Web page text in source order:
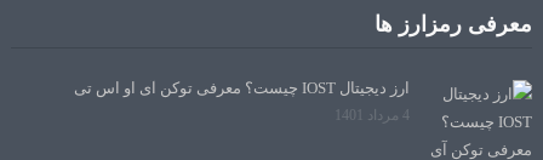
معرفی رمزارز ها
ارز دیجیتال IOST چیست؟ معرفی توکن آی او اس تی
4 مرداد 1401